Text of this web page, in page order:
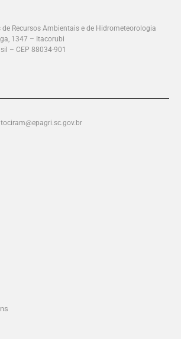
Recursos Ambientais e de Hidrometeorologia
1347 – Itacorubi
– CEP 88034-901